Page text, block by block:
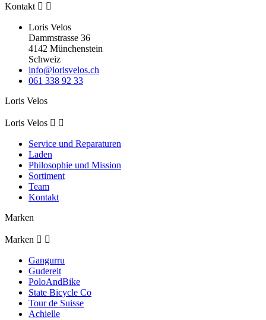
Kontakt  
Loris Velos
Dammstrasse 36
4142 Münchenstein
Schweiz
info@lorisvelos.ch
061 338 92 33
Loris Velos
Loris Velos  
Service und Reparaturen
Laden
Philosophie und Mission
Sortiment
Team
Kontakt
Marken
Marken  
Gangurru
Gudereit
PoloAndBike
State Bicycle Co
Tour de Suisse
Achielle